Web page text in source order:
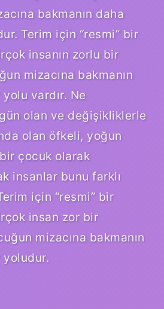
bakmanın daha
Terim için “resmi” bir
insanın zorlu bir
mizacına bakmanın
vardır. Ne
​​olan ve değişikliklerle
olan öfkeli, yoğun
çocuk olarak
insanlar bunu farklı
için “resmi” bir
insan zor bir
mizacına bakmanın